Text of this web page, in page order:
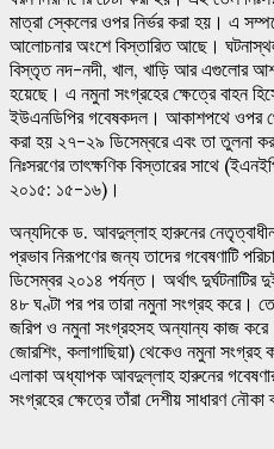
মাত্রা স্কেলের ওপর নির্ভর করা হয়। এ
আলোচনার অংশে বিস্তারিত আছে।
বিস্তৃত নদ-নদী, খাল, খাড়ি আর এগুলোর
হয়েছে। এ নমুনা সংগ্রহের ক্ষেত্রে বাহন
ইউএনডিপির গবেষকদল। আকাশপথে ওপর
করা হয় ২৭-২৯ ডিসেম্বরে এবং তা তুলনা
নিঃসরণের তাৎক্ষণিক বিস্তারের সাথে
২০১৫: ১৫-১৬)।
অন্যদিকে ড. আবদুল্লাহ হারুনের
প্রভাব নিরূপণের জন্য তাদের গবেষণাটি
ডিসেম্বর ২০১৪ পর্যন্ত। অর্থাৎ
৪৮ ঘণ্টা পর পর তারা নমুনা সংগ্রহ করে।
জরিপ ও নমুনা সংগ্রহসহ অন্যান্য কাজ
জোরশিং, কলাগাছিয়া) থেকেও নমুনা সংগ্রহ
এলাকা অধ্যাপক আবদুল্লাহ হারুনের
সংগ্রহের ক্ষেত্রে তাঁরা দেশীয় সাধারণ